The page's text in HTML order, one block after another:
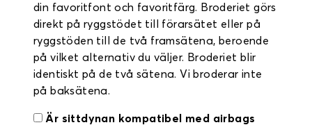
din favoritfont och favoritfärg. Broderiet görs
direkt på ryggstödet till förarsätet eller på
ryggstöden till de två framsätena, beroende
på vilket alternativ du väljer. Broderiet blir
identiskt på de två sätena. Vi broderar inte
på baksätena.
Är sittdynan kompatibel med airbags